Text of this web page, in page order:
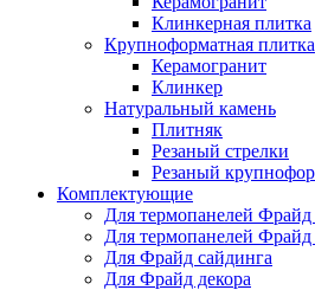
Клинкерная плитка
Крупноформатная плитка
Керамогранит
Клинкер
Натуральный камень
Плитняк
Резаный стрелки
Резаный
Комплектующие
Для термопанелей
Для термопанелей
Для Фрайд сайдинга
Для Фрайд декора